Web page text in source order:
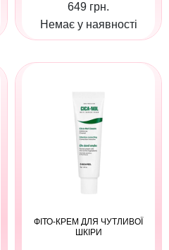
649 грн.
Немає у наявності
ФІТО-КРЕМ ДЛЯ ЧУТЛИВОЇ
ШКІРИ